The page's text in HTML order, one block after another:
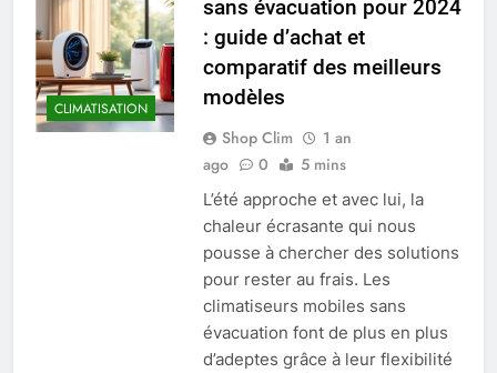
CLIMATISATION
sans évacuation pour 2024
: guide d’achat et
comparatif des meilleurs
modèles
Shop Clim
1 an
ago
0 5 mins
L’été approche et avec lui, la
chaleur écrasante qui nous
pousse à chercher des solutions
pour rester au frais. Les
climatiseurs mobiles sans
évacuation font de plus en plus
d’adeptes grâce à leur flexibilité